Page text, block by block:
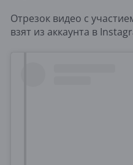
Отрезок видео с
взят из аккаунта в